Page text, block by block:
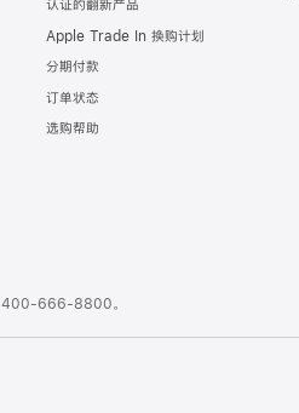
认证的翻新产品
Apple Trade In 换购计划
分期付款
订单状态
选购帮助
400-666-8800。